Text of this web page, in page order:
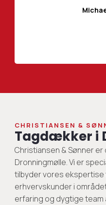
CHRISTIANSEN &
Tagdækker i
Christiansen & Sønner
Dronningmølle. Vi er
tilbyder vores ekspertise
erhvervskunder i
erfaring og dygtige